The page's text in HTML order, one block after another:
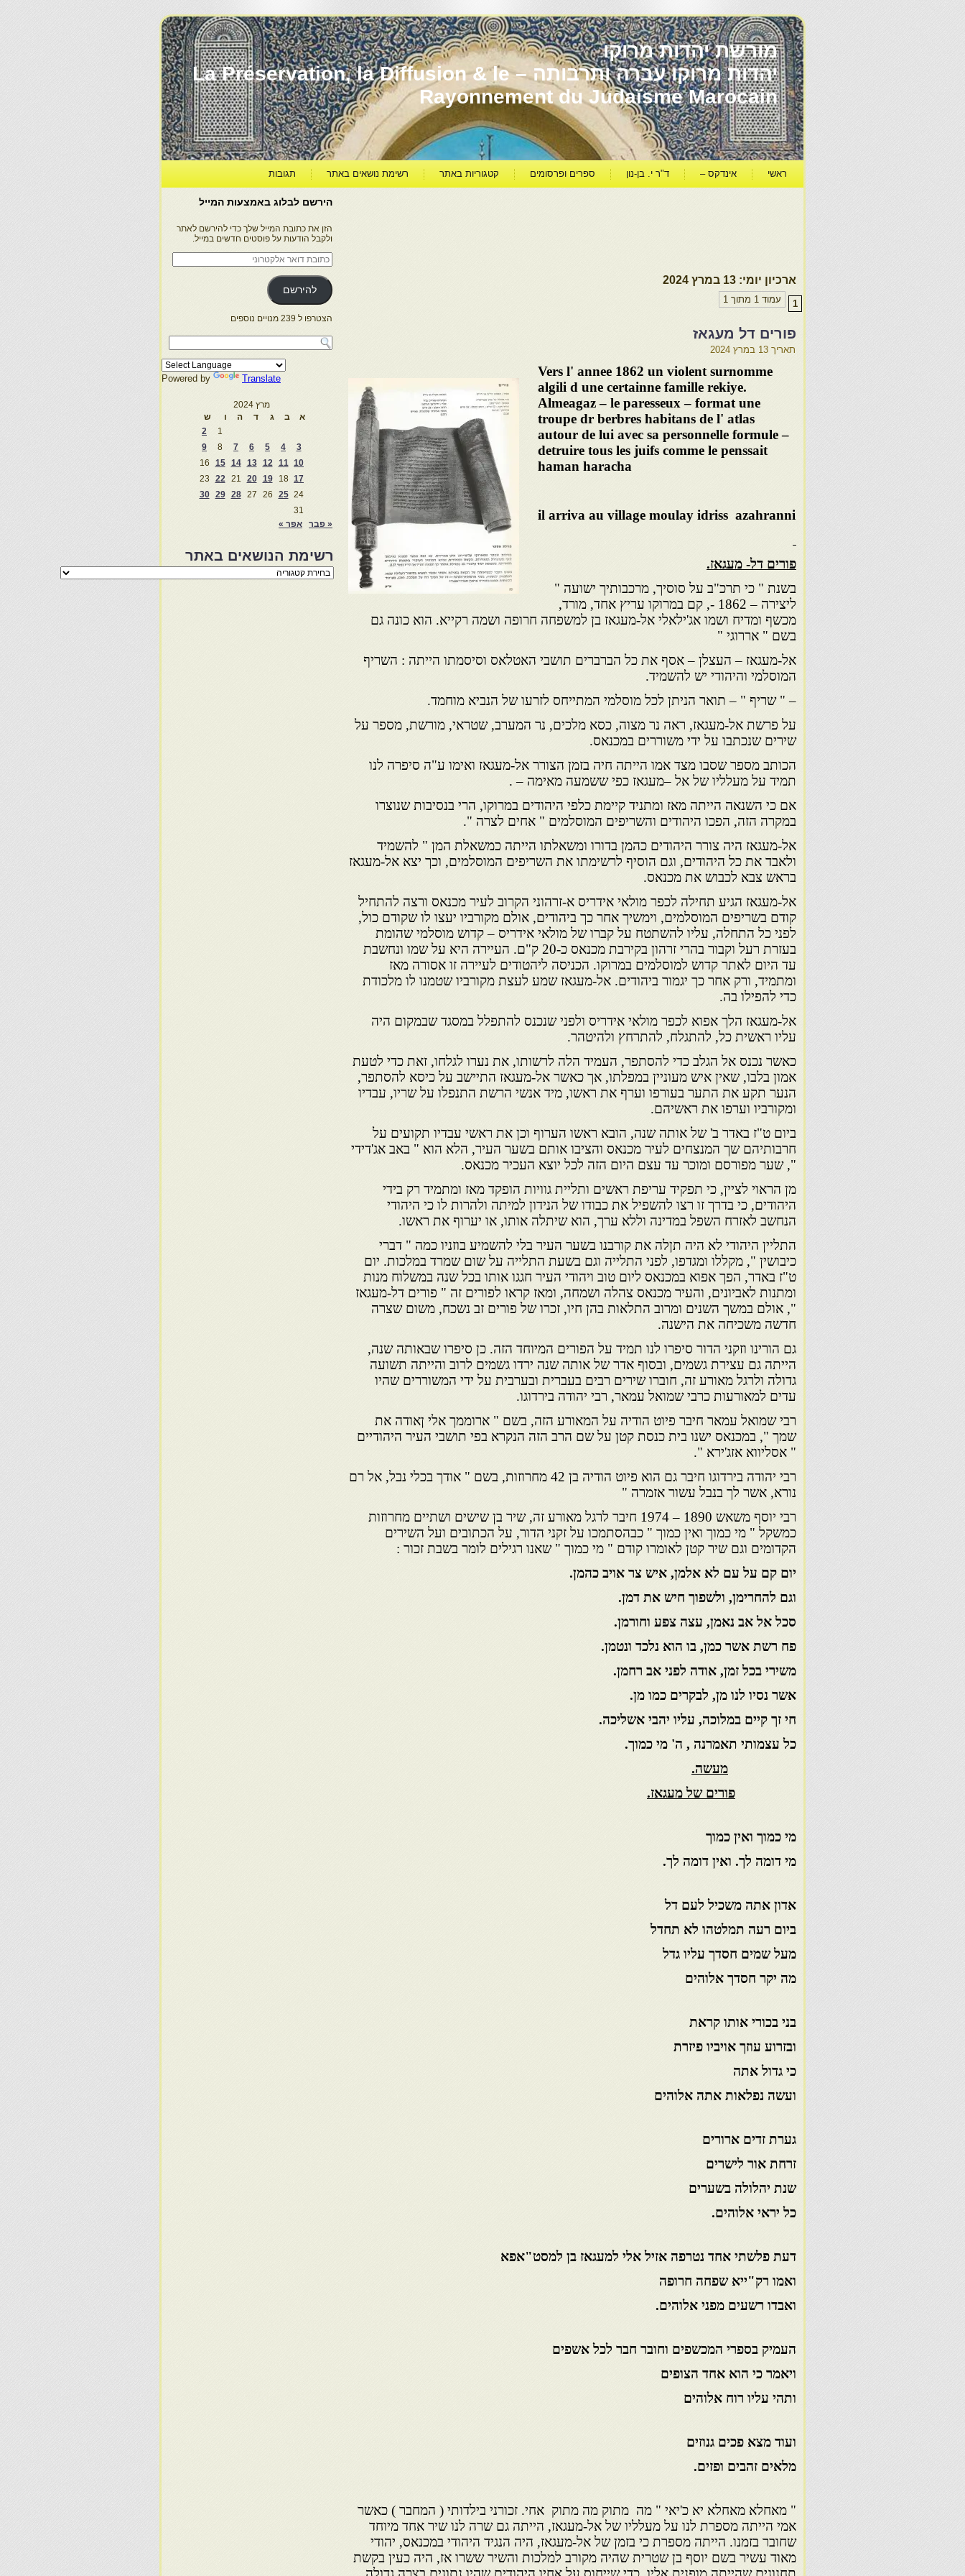
מורשת יהדות מרוקו
יהדות מרוקו עברה ותרבותה – La Préservation, la Diffusion & le
Rayonnement du Judaïsme Marocain
ראשי אינדקס – ד"ר י. בן-נון ספרים ופרסומים קטגוריות באתר רשימת נושאים באתר תגובות
ארכיון יומי: 13 במרץ 2024
עמוד 1 מתוך 1 1
פורים דל מעגאז
תאריך 13 במרץ 2024
Vers l' annee 1862 un violent surnomme
algili d une certainne famille rekiye.
Almeagaz – le paresseux – format une
troupe dr berbres habitans de l' atlas
autour de lui avec sa personnelle formule –
detruire tous les juifs comme le penssait
haman haracha
il arriva au village moulay idriss azahranni
פורים דל- מעגאז.
בשנת " כי תרכ"ב על סוסיך, מרכבותיך ישועה "
ליצירה – 1862 -, קם במרוקו עריץ אחד, מורד,
מכשף ומדיח ושמו אג'ילאלי אל-מעגאז בן למשפחה חרופה ושמה רקייא. הוא כונה גם
בשם " אררוגי "
אל-מעגאז – העצלן – אסף את כל הברברים תושבי האטלאס וסיסמתו הייתה : השריף
המוסלמי והיהודי יש להשמיד.
– " שריף " – תואר הניתן לכל מוסלמי המתייחס לזרעו של הנביא מוחמד.
על פרשת אל-מעגאז, ראה נר מצוה, כסא מלכים, נר המערב, שטראי, מורשת, מספר על
שירים שנכתבו על ידי משוררים במכנאס.
הכותב מספר שסבו מצד אמו הייתה חיה בזמן הצורר אל-מעגאז ואימו ע"ה סיפרה לנו
תמיד על מעלליו של אל –מעגאז כפי ששמעה מאימה – .
אם כי השנאה הייתה מאז ומתניד קיימת כלפי היהודים במרוקו, הרי בנסיבות שנוצרו
במקרה הזה, הפכו היהודים והשריפים המוסלמים " אחים לצרה ".
אל-מעגאז היה צורר היהודים כהמן בדורו ומשאלתו הייתה כמשאלת המן " להשמיד
ולאבד את כל היהודים, וגם הוסיף לרשימתו את השריפים המוסלמים, וכך יצא אל-מעגאז
בראש צבא לכבוש את מכנאס.
אל-מעגאז הגיע תחילה לכפר מולאי אידריס א-זרהוני הקרוב לעיר מכנאס ורצה להתחיל
קודם בשריפים המוסלמים, וימשיך אחר כך ביהודים, אולם מקורביו יעצו לו שקודם כול,
לפני כל התחלה, עליו להשתטח על קברו של מולאי אידריס – קדוש מוסלמי שהומת
בעזרת רעל וקבור בהרי זרהון בקירבת מכנאס כ-20 ק"ם. העיירה היא על שמו ונחשבת
עד היום לאתר קדוש למוסלמים במרוקו. הכניסה ליהטודים לעיירה זו אסורה מאז
ומתמיד, ורק אחר כך יגמור ביהודים. אל-מעגאז שמע לעצת מקורביו שטמנו לו מלכודת
כדי להפילו בה.
אל-מעגאז הלך אפוא לכפר מולאי אידריס ולפני שנכנס להתפלל במסגד שבמקום היה
עליו ראשית כל, להתגלח, להתרחץ ולהיטהר.
כאשר נכנס אל הגלב כדי להסתפר, העמיד הלה לרשותו, את נערו לגלחו, זאת כדי לטעת
אמון בלבו, שאין איש מעוניין במפלתו, אך כאשר אל-מעגאז התיישב על כיסא להסתפר,
הנער תקע את התער בעורפו וערף את ראשו, מיד אנשי הרשת התנפלו על שריו, עבדיו
ומקורביו וערפו את ראשיהם.
ביום ט"ז באדר ב' של אותה שנה, הובא ראשו הערוף וכן את ראשי עבדיו תקועים על
חרבותיהם שך המנצחים לעיר מכנאס והציבו אותם בשער העיר, הלא הוא " באב אג'דידי
", שער מפורסם ומוכר עד עצם היום הזה לכל יוצא העכיר מכנאס.
מן הראוי לציין, כי תפקיד עריפת ראשים ותליית גוויות הופקד מאז ומתמיד רק בידי
היהודים, כי בדרך זו רצו להשפיל את כבודו של הנידון למיתה ולהרות לו כי היהודי
הנחשב לאזרח השפל במדינה וללא ערך, הוא שיתלה אותו, או יערוף את ראשו.
התליין היהודי לא היה תןלה את קורבנו בשער העיר בלי להשמיע בוזניו כמה " דברי
כיבושין ", מקללו ומגדפו, לפני התלייה וגם בשעת התלייה על שום שמרד במלכות. יום
ט"ז באדר, הפך אפוא במכנאס ליום טוב ויהודי העיר חגגו אותו בכל שנה במשלוח מנות
ומתנות לאביונים, והעיר מכנאס צהלה ושמחה, ומאז קראו לפורים זה " פורים דל-מעגאז
", אולם במשך השנים ומרוב התלאות בהן חיו, זכרו של פורים זב נשכח, משום שצרה
חדשה משכיחה את הישנה.
גם הורינו וזקני הדור סיפרו לנו תמיד על הפורים המיוחד הזה. כן סיפרו שבאותה שנה,
הייתה גם עצירת גשמים, ובסוף אדר של אותה שנה ירדו גשמים לרוב והייתה תשועה
גדולה ולרגל מאורע זה, חוברו שירים רבים בעברית ובערבית על ידי המשוררים שהיו
עדים למאורעות כרבי שמואל עמאר, רבי יהודה בירדוגו.
רבי שמואל עמאר חיבר פיוט הודיה על המאורע הזה, בשם " ארוממך אלי ןאודה את
שמך ", במכנאס ישנו בית כנסת קטן על שם הרב הזה הנקרא בפי תושבי העיר היהודיים
" אסליווא אזג'ירא ".
רבי יהודה בירדוגו חיבר גם הוא פיוט הודיה בן 42 מחרוזות, בשם " אודך בכלי נבל, אל רם
נורא, אשר לך בנבל עשור אזמרה "
רבי יוסף משאש 1890 – 1974 חיבר לרגל מאורע זה, שיר בן שישים ושתיים מחרוזות
כמשקל " מי כמוך ואין כמוך " כבהסתמכו על זקני הדור, על הכתובים ועל השירים
הקדומים וגם שיר קטן לאומרו קודם " מי כמוך " שאנו רגילים לומר בשבת זכור :
יום קם על עם לא אלמן, איש צר אויב כהמן.
וגם להחרימן, ולשפוך חיש את דמן.
סכל אל אב נאמן, עצה צפע וחורמן.
פח רשת אשר כמן, בו הוא נלכד ונטמן.
משירי בכל זמן, אודה לפני אב רחמן.
אשר נסיו לנו מן, לבקרים כמו מן.
חי זך קיים במלוכה, עליו יהבי אשליכה.
כל עצמותי תאמרנה , ה' מי כמוך.
מעשה.
פורים של מעגאז.
מי כמוך ואין כמוך
מי דומה לך. ואין דומה לך.
אדון אתה משכיל לעם דל
ביום רעה תמלטהו לא תחדל
מעל שמים חסדך עליו גדל
מה יקר חסדך אלוהים
בני בכורי אותו קראת
ובזרוע עוזך אויביו פיזרת
כי גדול אתה
ועשה נפלאות אתה אלוהים
גערת זדים ארורים
זרחת אור לישרים
שנת יהלולה בשערים
כל יראי אלוהים.
דעת פלשתי אחד נטרפה אזיל אלי למעגאז בן למסט"אפא
ואמו רק"ייא שפחה חרופה
ואבדו רשעים מפני אלוהים.
העמיק בספרי המכשפים וחובר חבר לכל אשפים
ויאמר כי הוא אחד הצופים
ותהי עליו רוח אלוהים
ועוד מצא פכים גנוזים
מלאים זהבים ופזים.
" מאחלא מאחלא יא כ'יאי " מה מתוק מה מתוק אחי. זכורני בילדותי ( המחבר ) כאשר
אמי הייתה מספרת לנו על מעלליו של אל-מעגאז, הייתה גם שרה לנו שיר אחד מיוחד
שחובר בזמנו. הייתה מספרת כי בזמן של אל-מעגאז, היה הנגיד היהודי במכנאס, יהודי
מאוד עשיר בשם יוסף בן שטרית שהיה מקורב למלכות והשיר ששרו אז, היה כעין בקשת
הירשם לבלוג באמצעות המייל
הזן את כתובת המייל שלך כדי להירשם לאתר
ולקבל הודעות על פוסטים חדשים במייל.
כתובת
דואר
אלקטרוני
להירשם
הצטרפו ל 239 מנויים נוספים
Powered by Translate
מרץ 2024
א
ב ג ד ה ו
ש
1
2
3
4
5
6
7
8
9
10
11
12
13
14
15
16
17
18
19
20
21
22
23
24
25
26
27
28
29
30
31
« פבר
אפר »
רשימת הנושאים באתר
רשימת
הנושאים